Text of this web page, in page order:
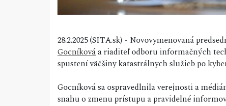
28.2.2025 (SITA.sk) - Novovymenovaná
Gocníkováa riaditeľ odboru informačných
spustení väčšiny katastrálnych služieb po
Gocníková sa ospravedlnila verejnosti a
snahu o zmenu prístupu a pravidelné